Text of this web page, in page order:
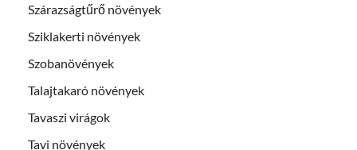
Szárazságtűrő növények
Sziklakerti növények
Szobanövények
Talajtakaró növények
Tavaszi virágok
Tavi növények